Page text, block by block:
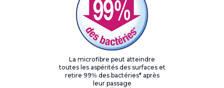
La microfibre peut atteindre
toutes les aspérités des surfaces et
retire 99% des bactéries* après
leur passage